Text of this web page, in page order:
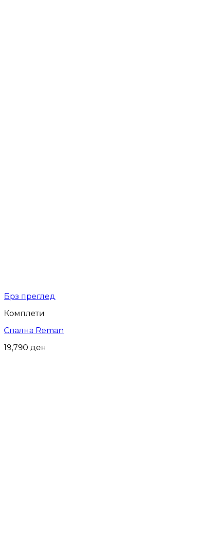
Брз преглед
Комплети
Спална Reman
19,790 ден